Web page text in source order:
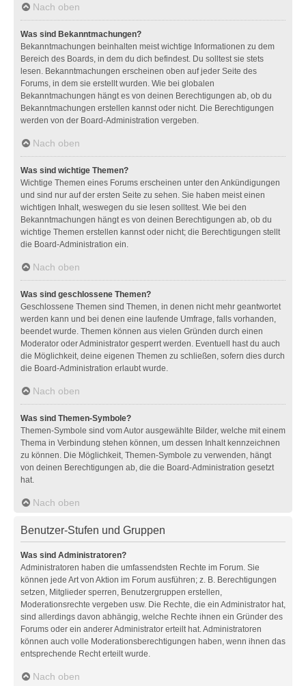
Nach oben
Was sind Bekanntmachungen?
Bekanntmachungen beinhalten meist wichtige Informationen zu dem
Bereich des Boards, in dem du dich befindest. Du solltest sie stets
lesen. Bekanntmachungen erscheinen oben auf jeder Seite des
Forums, in dem sie erstellt wurden. Wie bei globalen
Bekanntmachungen hängt es von deinen Berechtigungen ab, ob du
Bekanntmachungen erstellen kannst oder nicht. Die Berechtigungen
werden von der Board-Administration vergeben.
Nach oben
Was sind wichtige Themen?
Wichtige Themen eines Forums erscheinen unter den Ankündigungen
und sind nur auf der ersten Seite zu sehen. Sie haben meist einen
wichtigen Inhalt, weswegen du sie lesen solltest. Wie bei den
Bekanntmachungen hängt es von deinen Berechtigungen ab, ob du
wichtige Themen erstellen kannst oder nicht; die Berechtigungen stellt
die Board-Administration ein.
Nach oben
Was sind geschlossene Themen?
Geschlossene Themen sind Themen, in denen nicht mehr geantwortet
werden kann und bei denen eine laufende Umfrage, falls vorhanden,
beendet wurde. Themen können aus vielen Gründen durch einen
Moderator oder Administrator gesperrt werden. Eventuell hast du auch
die Möglichkeit, deine eigenen Themen zu schließen, sofern dies durch
die Board-Administration erlaubt wurde.
Nach oben
Was sind Themen-Symbole?
Themen-Symbole sind vom Autor ausgewählte Bilder, welche mit einem
Thema in Verbindung stehen können, um dessen Inhalt kennzeichnen
zu können. Die Möglichkeit, Themen-Symbole zu verwenden, hängt
von deinen Berechtigungen ab, die die Board-Administration gesetzt
hat.
Nach oben
Benutzer-Stufen und Gruppen
Was sind Administratoren?
Administratoren haben die umfassendsten Rechte im Forum. Sie
können jede Art von Aktion im Forum ausführen; z. B. Berechtigungen
setzen, Mitglieder sperren, Benutzergruppen erstellen,
Moderationsrechte vergeben usw. Die Rechte, die ein Administrator hat,
sind allerdings davon abhängig, welche Rechte ihnen ein Gründer des
Forums oder ein anderer Administrator erteilt hat. Administratoren
können auch volle Moderationsberechtigungen haben, wenn ihnen das
entsprechende Recht erteilt wurde.
Nach oben